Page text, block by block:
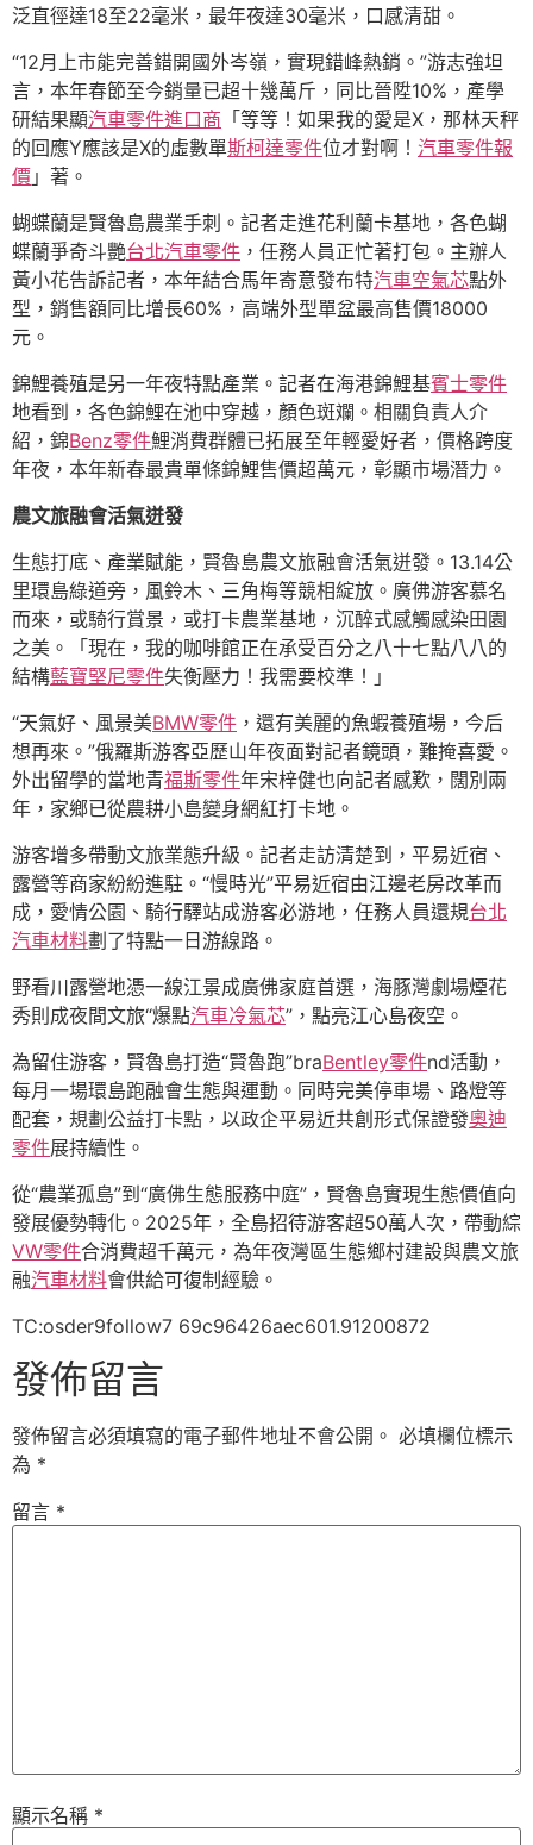
泛直徑達18至22毫米，最年夜達30毫米，口感清甜。
“12月上市能完善錯開國外岑嶺，實現錯峰熱銷。”游志強坦
言，本年春節至今銷量已超十幾萬斤，同比晉陞10%，產學
研結果顯汽車零件進口商 「等等！如果我的愛是X，那林天秤
的回應Y應該是X的虛數單斯柯達零件位才對啊！ 汽車零件報
價 」著。
蝴蝶蘭是賢魯島農業手刺。記者走進花利蘭卡基地，各色蝴
蝶蘭爭奇斗艷台北汽車零件 ，任務人員正忙著打包。主辦人
黃小花告訴記者，本年結合馬年寄意發布特汽車空氣芯點外
型，銷售額同比增長60%，高端外型單盆最高售價18000
元。
錦鯉養殖是另一年夜特點產業。記者在海港錦鯉基賓士零件
地看到，各色錦鯉在池中穿越，顏色斑斕。相關負責人介
紹，錦Benz零件鯉消費群體已拓展至年輕愛好者，價格跨度
年夜，本年新春最貴單條錦鯉售價超萬元，彰顯市場潛力。
農文旅融會活氣迸發
生態打底、產業賦能，賢魯島農文旅融會活氣迸發。13.14公
里環島綠道旁，風鈴木、三角梅等競相綻放。廣佛游客慕名
而來，或騎行賞景，或打卡農業基地，沉醉式感觸感染田園
之美。「現在，我的咖啡館正在承受百分之八十七點八八的
結構藍寶堅尼零件失衡壓力！我需要校準！」
“天氣好、風景美BMW零件 ，還有美麗的魚蝦養殖場，今后
想再來。”俄羅斯游客亞歷山年夜面對記者鏡頭，難掩喜愛。
外出留學的當地青福斯零件年宋梓健也向記者感歎，闊別兩
年，家鄉已從農耕小島變身網紅打卡地。
游客增多帶動文旅業態升級。記者走訪清楚到，平易近宿、
露營等商家紛紛進駐。“慢時光”平易近宿由江邊老房改革而
成，愛情公園、騎行驛站成游客必游地，任務人員還規台北
汽車材料劃了特點一日游線路。
野看川露營地憑一線江景成廣佛家庭首選，海豚灣劇場煙花
秀則成夜間文旅“爆點汽車冷氣芯”，點亮江心島夜空。
為留住游客，賢魯島打造“賢魯跑”braBentley零件nd活動，
每月一場環島跑融會生態與運動。同時完美停車場、路燈等
配套，規劃公益打卡點，以政企平易近共創形式保證發奧迪
零件展持續性。
從“農業孤島”到“廣佛生態服務中庭”，賢魯島實現生態價值向
發展優勢轉化。2025年，全島招待游客超50萬人次，帶動綜
VW零件合消費超千萬元，為年夜灣區生態鄉村建設與農文旅
融汽車材料會供給可復制經驗。
TC:osder9follow7 69c96426aec601.91200872
發佈留言
發佈留言必須填寫的電子郵件地址不會公開。 必填欄位標示
為 *
留言 *
顯示名稱 *